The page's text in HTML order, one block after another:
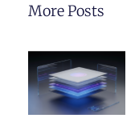
More Posts